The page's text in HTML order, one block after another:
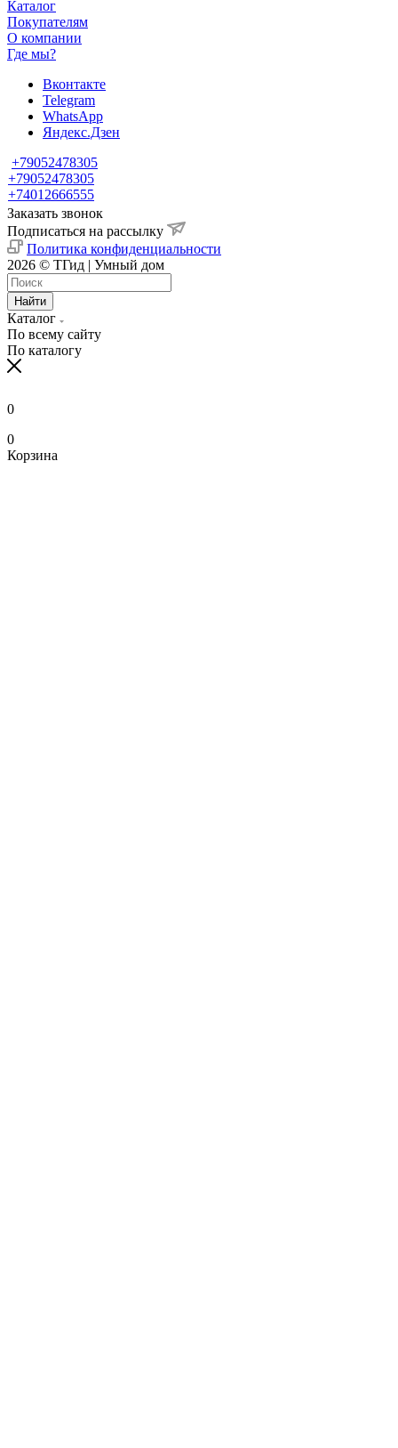
Каталог
Покупателям
О компании
Где мы?
Вконтакте
Telegram
WhatsApp
Яндекс.Дзен
+79052478305
+79052478305
+74012666555
Заказать звонок
Подписаться на рассылку
Политика конфиденциальности
2026 © ТГид | Умный дом
Найти
Каталог
По всему сайту
По каталогу
0
0
Корзина